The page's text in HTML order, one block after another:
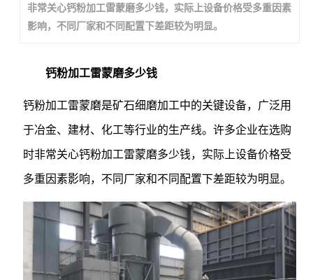
非常关心钙粉加工雷蒙磨多少钱，实际上设备价格受多重因素
影响，不同厂家和不同配置下差距较为明显。
钙粉加工雷蒙磨多少钱
钙粉加工雷蒙磨是矿石细磨加工中的关键设备，广泛用
于冶金、建材、化工等行业的生产线。许多企业在选购
时非常关心钙粉加工雷蒙磨多少钱，实际上设备价格受
多重因素影响，不同厂家和不同配置下差距较为明显。